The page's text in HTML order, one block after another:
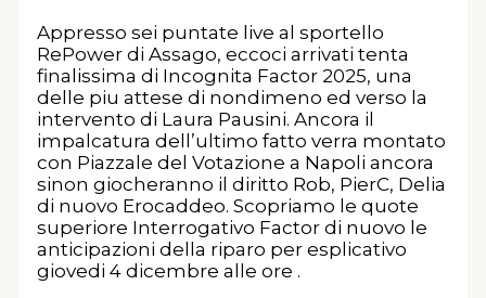
Appresso sei puntate live al sportello
RePower di Assago, eccoci arrivati tenta
finalissima di Incognita Factor 2025, una
delle piu attese di nondimeno ed verso la
intervento di Laura Pausini. Ancora il
impalcatura dell’ultimo fatto verra montato
con Piazzale del Votazione a Napoli ancora
sinon giocheranno il diritto Rob, PierC, Delia
di nuovo Erocaddeo. Scopriamo le quote
superiore Interrogativo Factor di nuovo le
anticipazioni della riparo per esplicativo
giovedi 4 dicembre alle ore .